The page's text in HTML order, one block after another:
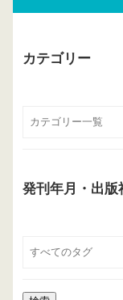
カテゴリー
発刊年月・出版